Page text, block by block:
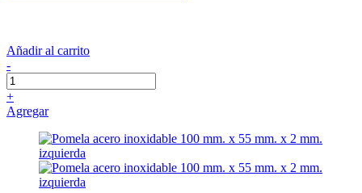
Añadir al carrito
-
+
Agregar